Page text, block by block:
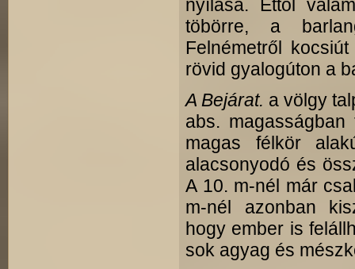
nyílása. Ettől
töbörre, a
Felnémetről
rövid gyalogúton a
A Bejárat. a völgy
abs.
magas félkör
alacsonyodó és
A 10. m-nél már
m-nél azonban
hogy ember is
sok agyag és